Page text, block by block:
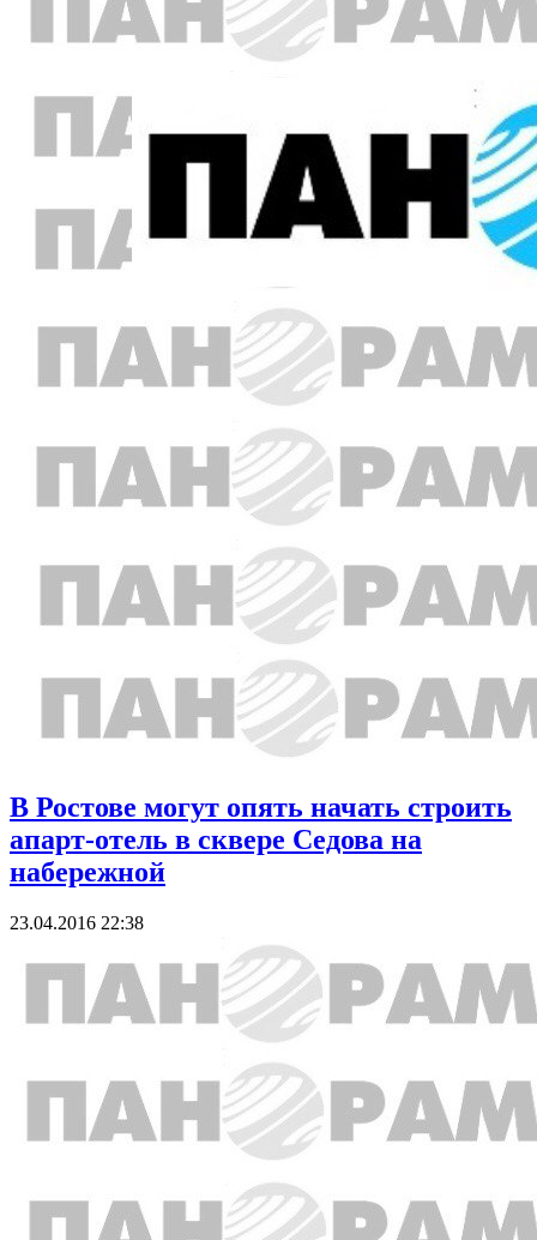
В Ростове могут опять начать строить
апарт-отель в сквере Седова на
набережной
23.04.2016 22:38